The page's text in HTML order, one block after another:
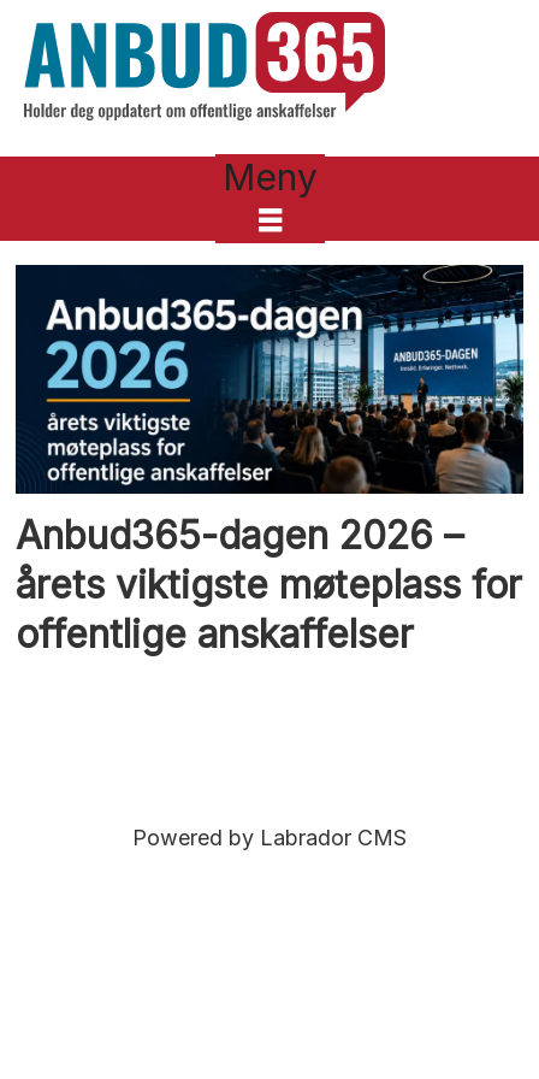
Meny
Tag:
anbud365-
dagen
2026
Anbud365-dagen 2026 –
årets viktigste møteplass for
offentlige anskaffelser
Powered by Labrador CMS